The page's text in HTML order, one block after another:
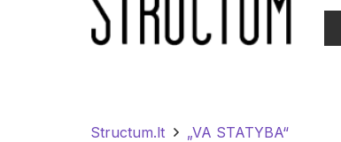
Structum.lt „VA STATYBA“